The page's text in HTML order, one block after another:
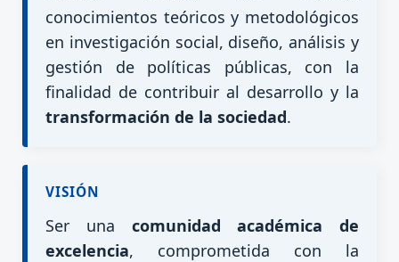
conocimientos teóricos y metodológicos
en investigación social, diseño, análisis y
gestión de políticas públicas, con la
finalidad de contribuir al desarrollo y la
transformación de la sociedad.
VISIÓN
Ser una comunidad académica de
excelencia, comprometida con la